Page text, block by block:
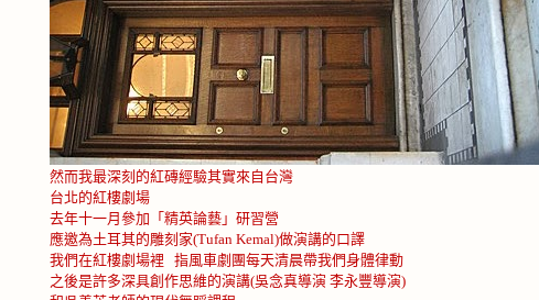
然而我最深刻的紅磚經驗其實來自台灣
台北的紅樓劇場
去年十一月參加「精英論藝」研習營
應邀為土耳其的雕刻家(Tufan Kemal)做演講的口譯
我們在紅樓劇場裡
指風車劇團每天清晨帶我們身體律動
之後是許多深具創作思維的演講(吳念真導演 李永豐導演)